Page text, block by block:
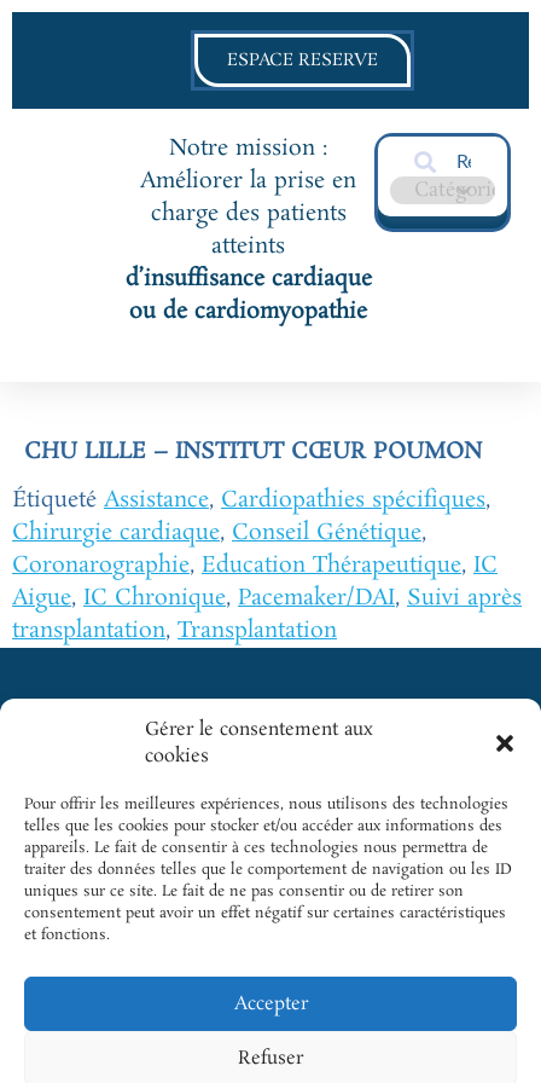
Gérer le consentement aux
cookies
Pour offrir les meilleures expériences, nous utilisons des technologies
telles que les cookies pour stocker et/ou accéder aux informations des
appareils. Le fait de consentir à ces technologies nous permettra de
traiter des données telles que le comportement de navigation ou les ID
uniques sur ce site. Le fait de ne pas consentir ou de retirer son
consentement peut avoir un effet négatif sur certaines caractéristiques
et fonctions.
Accepter
Refuser
ESPACE RESERVE
Notre mission :
Améliorer la prise en
charge des patients
atteints
d’insuffisance cardiaque
ou de cardiomyopathie
CHU LILLE – INSTITUT CŒUR POUMON
Étiqueté Assistance, Cardiopathies spécifiques,
Chirurgie cardiaque, Conseil Génétique,
Coronarographie, Education Thérapeutique, IC
Aigue, IC Chronique, Pacemaker/DAI, Suivi après
transplantation, Transplantation
5 rue des
Colonnes
du Trône |
75012 Paris
Tél.: +33 1
43 22 33 33
INCONTOURNABLES
SFC
Cardio-
Online
Cardiogen
cookies
marketing et
activer ce
contenu